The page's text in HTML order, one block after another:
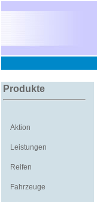
Produkte
Aktion
Leistungen
Reifen
Fahrzeuge